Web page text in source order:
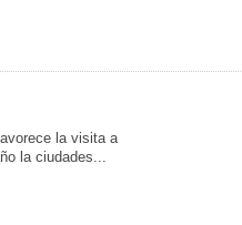
la visita a
la ciudades...